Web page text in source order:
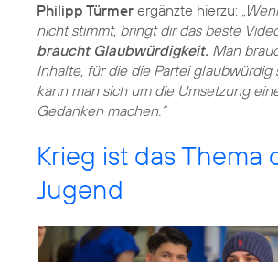
Philipp Türmer ergänzte hierzu:
nicht stimmt, bringt dir das beste
braucht Glaubwürdigkeit. Man
Inhalte, für die die Partei glaubwürdig
kann man sich um die Umsetzung
Gedanken machen.“
Krieg ist das Thema
Jugend